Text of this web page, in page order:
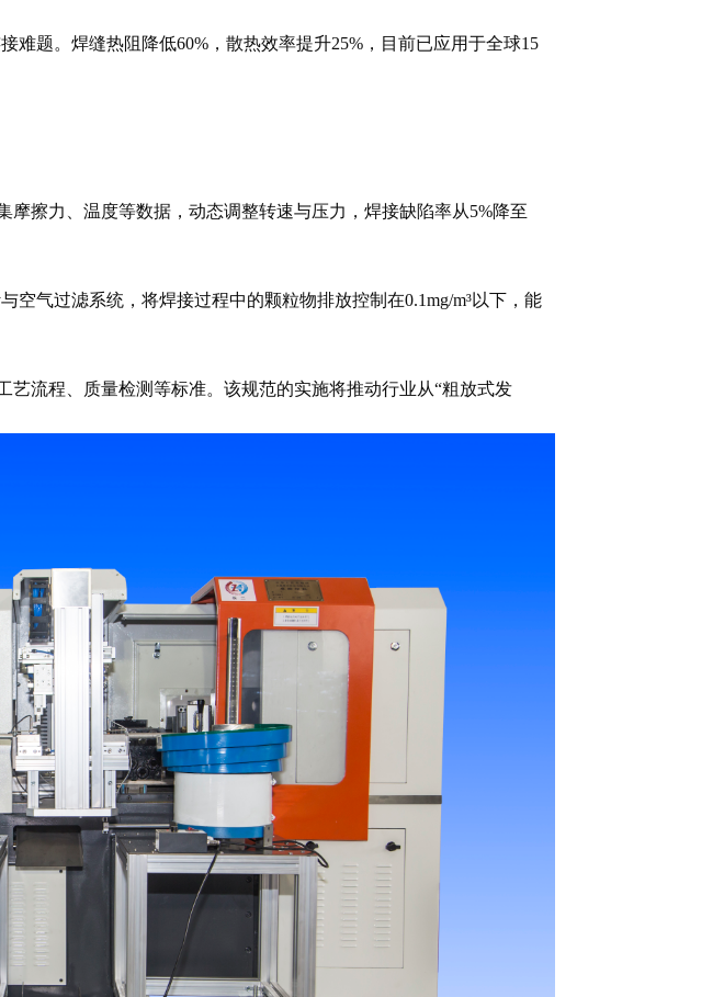
题。焊缝热阻降低60%，散热效率提升25%，目前已应用于全球15
擦力、温度等数据，动态调整转速与压力，焊接缺陷率从5%降至
气过滤系统，将焊接过程中的颗粒物排放控制在0.1mg/m³以下，能
流程、质量检测等标准。该规范的实施将推动行业从“粗放式发